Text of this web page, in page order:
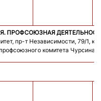
ПРОФСОЮЗНАЯ
пр-т Независимости, 79/1,
комитета Чурсина